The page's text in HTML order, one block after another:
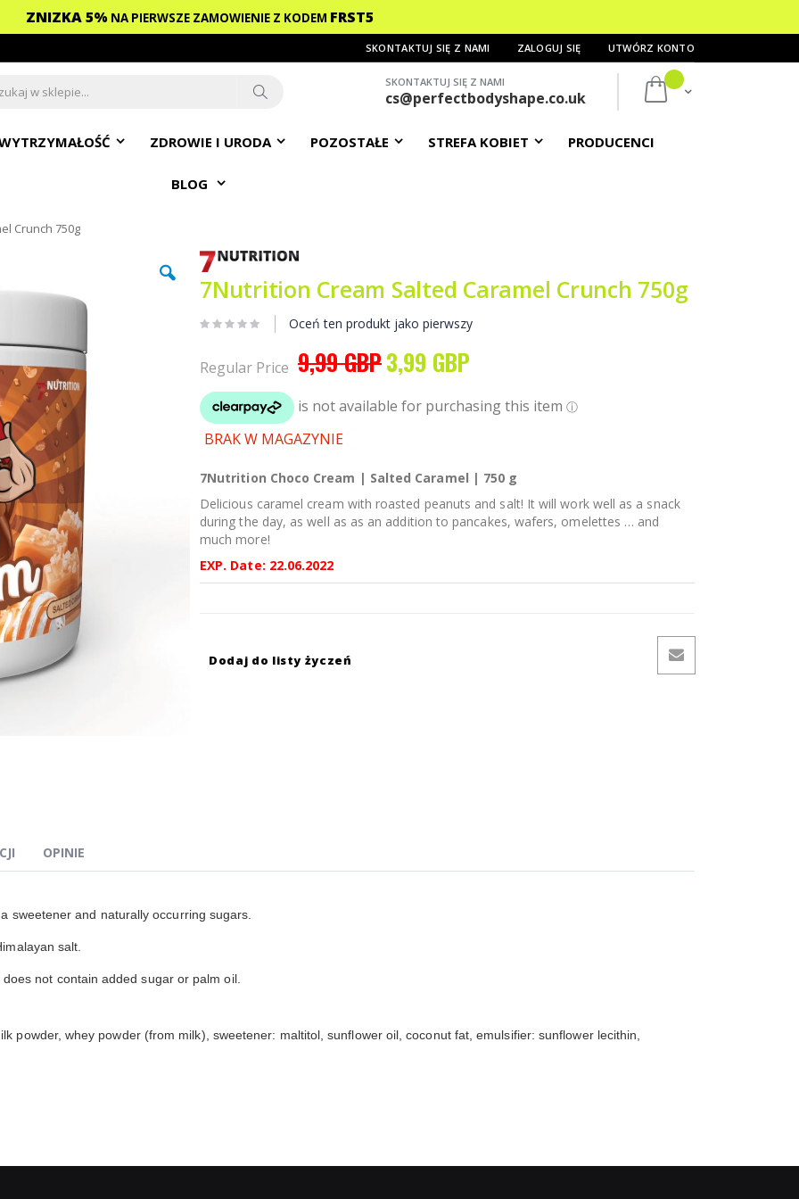
ZNIZKA 5% NA PIERWSZE ZAMOWIENIE Z KODEM FRST5
SKONTAKTUJ SIĘ Z NAMI ZALOGUJ SIĘ UTWÓRZ KONTO
Mój koszyk
SKONTAKTUJ SIĘ Z NAMI
cs@perfectbodyshape.co.uk
ZDROWIE I URODA POZOSTAŁE STREFA KOBIET PRODUCENCI
BLOG
Crunch 750g
7Nutrition Cream Salted Caramel Crunch 750g
Oceń ten produkt jako pierwszy
Regular Price 9,99 GBP Special
Price
3,99 GBP
BRAK W MAGAZYNIE
7Nutrition Choco Cream | Salted Caramel | 750 g
Delicious caramel cream with roasted peanuts and salt! It will work well as a snack
during the day, as well as as an addition to pancakes, wafers, omelettes … and
much more!
EXP. Date: 22.06.2022
Dodaj do listy życzeń
sweetener and naturally occurring sugars.
salt.
not contain added sugar or palm oil.
powder, whey powder (from milk), sweetener: maltitol, sunflower oil, coconut fat, emulsifier: sunflower lecithin,
OPINIE